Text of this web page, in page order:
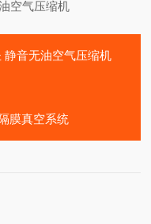
静音无油空气压缩机
膜真空系统